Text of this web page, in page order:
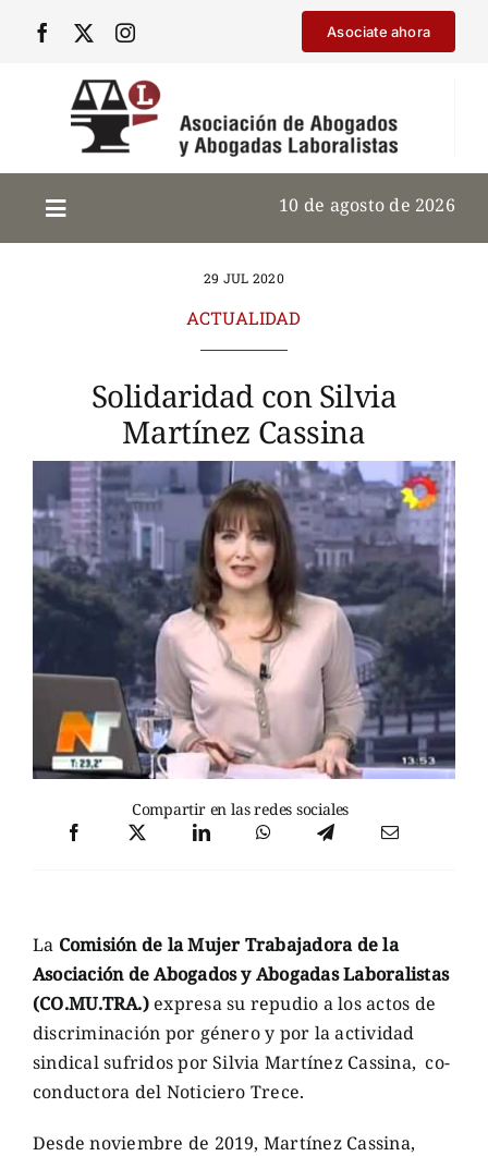
Asociate ahora
10 de agosto de 2026
29 JUL 2020
ACTUALIDAD
Solidaridad con Silvia
Martínez Cassina
Compartir en las redes sociales
La Comisión de la Mujer Trabajadora de la
Asociación de Abogados y Abogadas Laboralistas
(CO.MU.TRA.)expresa su repudio a los actos de
discriminación por género y por la actividad
sindical sufridos por Silvia Martínez Cassina, co-
conductora del Noticiero Trece.
Desde noviembre de 2019, Martínez Cassina,